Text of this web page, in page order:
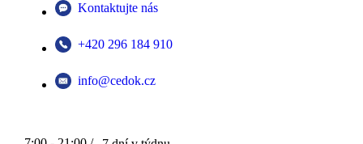
Kontaktujte nás
+420 296 184 910
info@cedok.cz